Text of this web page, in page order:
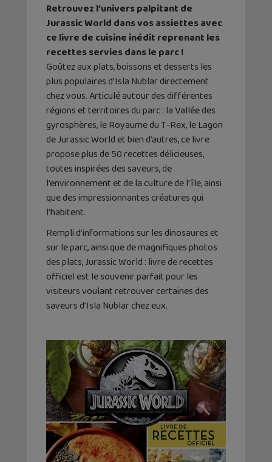
Retrouvez l’univers palpitant de
Jurassic World dans vos assiettes avec
ce livre de cuisine inédit reprenant les
recettes servies dans le parc !
Goûtez aux plats, boissons et desserts les
plus populaires d’Isla Nublar directement
chez vous. Articulé autour des différentes
régions et territoires du parc : la Vallée des
gyrosphères, le Royaume du T-Rex, le Lagon
de Jurassic World et bien d’autres, ce livre
propose plus de 50 recettes délicieuses,
toutes inspirées des saveurs, de
l’environnement et de la culture de l’île, ainsi
que des impressionnantes créatures qui
l’habitent.
Rempli d’informations sur les dinosaures et
sur le parc, ainsi que de magnifiques photos
des plats, Jurassic World : livre de recettes
officiel est le souvenir parfait pour les
visiteurs voulant retrouver certaines des
saveurs d’Isla Nublar chez eux.